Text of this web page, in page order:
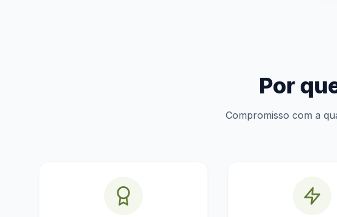
Por
Compromisso com a